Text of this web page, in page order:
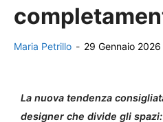
Maria Petrillo - 29 Gennaio 2026
La nuova tendenza
designer che divide gli